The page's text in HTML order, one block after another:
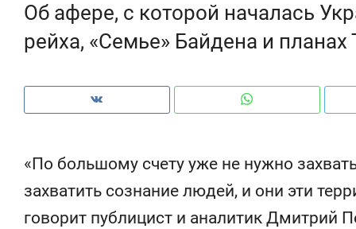
Об афере, с которой началась
рейха, «Семье» Байдена и планах
«По большому счету уже не нужно
захватить сознание людей, и они эти
говорит публицист и аналитик Дмитрий
Рекомендуем
Как ГК «МИР ГРУПП» и ВТБ
создают оазис жилого
комфорта под Казанью
Рекомендуем
150 камер
ID вместо